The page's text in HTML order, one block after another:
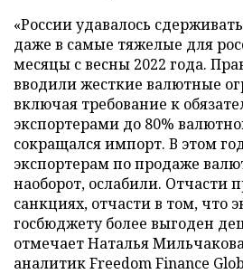
«России удавалось
даже в самые тяжелые для
месяцы с весны 2022 года.
вводили жесткие валютные
включая требование к
экспортерами до 80%
сокращался импорт. В этом
экспортерам по продаже
наоборот, ослабили. Отчасти
санкциях, отчасти в том, что
госбюджету более выгоден
отмечает Наталья
аналитик Freedom Finance